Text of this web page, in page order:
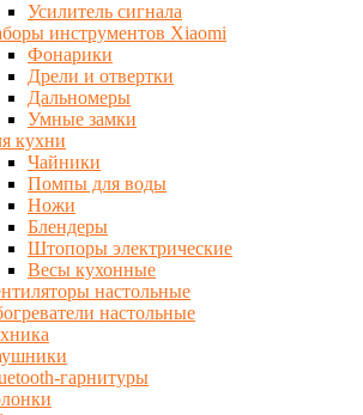
Усилитель сигнала
инструментов Xiaomi
Фонарики
Дрели и отвертки
Дальномеры
Умные замки
кухни
Чайники
Помпы для воды
Ножи
Блендеры
Штопоры электрические
Весы кухонные
настольные
настольные
гарнитуры